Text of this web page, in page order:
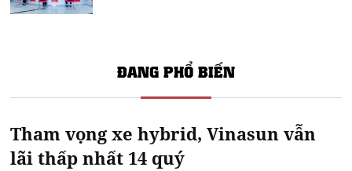
ĐANG PHỔ BIẾN
Tham vọng xe hybrid, Vinasun vẫn
lãi thấp nhất 14 quý